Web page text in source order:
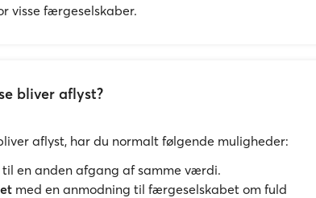
visse færgeselskaber.
bliver aflyst?
aflyst, har du normalt følgende muligheder:
til en anden afgang af samme værdi.
med en anmodning til færgeselskabet om fuld